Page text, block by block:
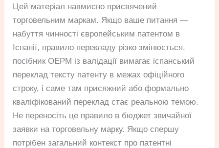
Цей матеріал навмисно присвячений
торговельним маркам. Якщо ваше питання —
набуття чинності європейським патентом в
Іспанії, правило перекладу різко змінюється.
посібник OEPM із валідації вимагає іспанський
переклад тексту патенту в межах офіційного
строку, і саме там присяжний або формально
кваліфікований переклад стає реальною темою.
Не переносіть це правило в бюджет звичайної
заявки на торговельну марку. Якщо спершу
потрібен загальний контекст про патентні